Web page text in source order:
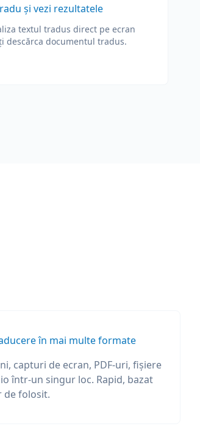
și vezi rezultatele
textul tradus direct pe ecran
descărca documentul tradus.
în mai multe formate
capturi de ecran, PDF-uri, fișiere
într-un singur loc. Rapid, bazat
de folosit.